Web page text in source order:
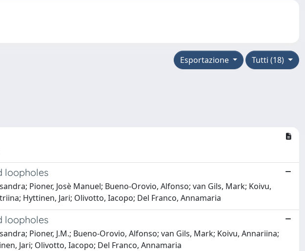
Tutti (18)
Esportazione
loopholes
Pioner, Josè Manuel; Bueno-Orovio, Alfonso; van Gils, Mark; Koivu,
Hyttinen, Jari; Olivotto, Iacopo; Del Franco, Annamaria
loopholes
Pioner, J.M.; Bueno-Orovio, Alfonso; van Gils, Mark; Koivu, Annariina;
Jari; Olivotto, Iacopo; Del Franco, Annamaria